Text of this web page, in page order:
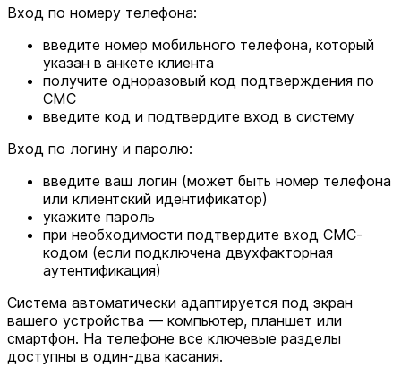
Вход по номеру телефона:
введите номер мобильного телефона, который
указан в анкете клиента
получите одноразовый код подтверждения по
СМС
введите код и подтвердите вход в систему
Вход по логину и паролю:
введите ваш логин (может быть номер телефона
или клиентский идентификатор)
укажите пароль
при необходимости подтвердите вход СМС-
кодом (если подключена двухфакторная
аутентификация)
Система автоматически адаптируется под экран
вашего устройства — компьютер, планшет или
смартфон. На телефоне все ключевые разделы
доступны в один-два касания.